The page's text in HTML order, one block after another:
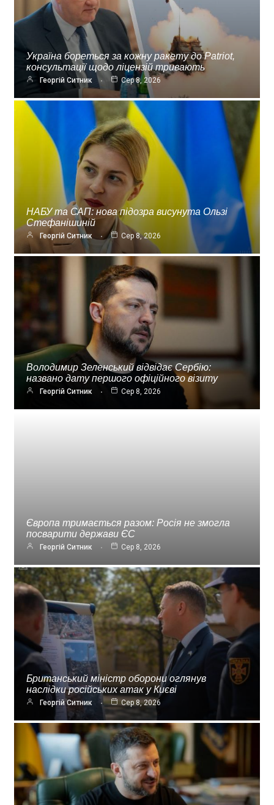
Україна бореться за кожну ракету до Patriot,
консультації щодо ліцензій тривають
Георгій Ситник Сер 8, 2026
НАБУ та САП: нова підозра висунута Ользі
Стефанішиній
Георгій Ситник Сер 8, 2026
Володимир Зеленський відвідає Сербію:
названо дату першого офіційного візиту
Георгій Ситник Сер 8, 2026
Європа тримається разом: Росія не змогла
посварити держави ЄС
Георгій Ситник Сер 8, 2026
Британський міністр оборони оглянув
наслідки російських атак у Києві
Георгій Ситник Сер 8, 2026